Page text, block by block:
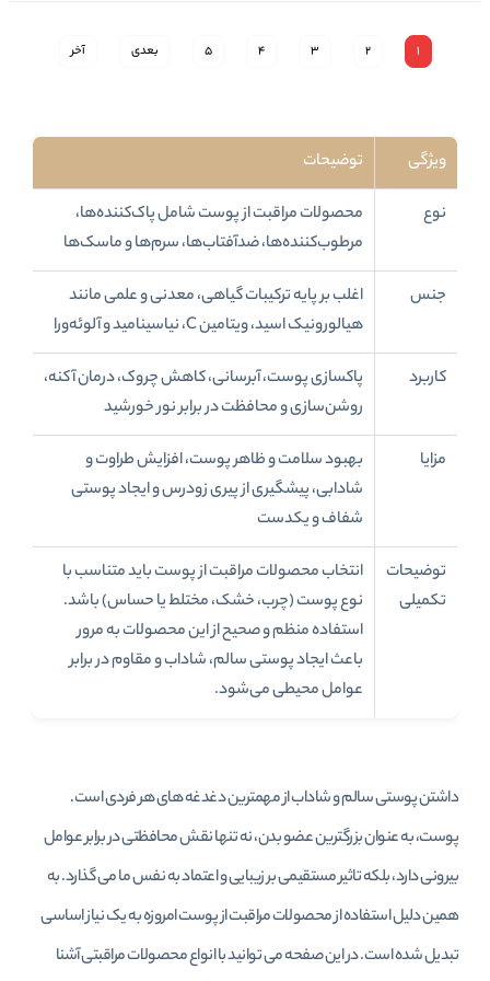
1
2
3
4
5 بعدی آخر
ویژگی
توضیحات
نوع
محصولات مراقبت از پوست شامل پاک‌کننده‌ها،
مرطوب‌کننده‌ها، ضدآفتاب‌ها، سرم‌ها و ماسک‌ها
جنس
اغلب بر پایه ترکیبات گیاهی، معدنی و علمی مانند
هیالورونیک اسید، ویتامین C، نیاسینامید و آلوئه‌ورا
کاربرد
پاکسازی پوست، آبرسانی، کاهش چروک، درمان آکنه،
روشن‌سازی و محافظت در برابر نور خورشید
مزایا
بهبود سلامت و ظاهر پوست، افزایش طراوت و
شادابی، پیشگیری از پیری زودرس و ایجاد پوستی
شفاف و یکدست
توضیحات
تکمیلی
انتخاب محصولات مراقبت از پوست باید متناسب با
نوع پوست (چرب، خشک، مختلط یا حساس) باشد.
استفاده منظم و صحیح از این محصولات به مرور
باعث ایجاد پوستی سالم، شاداب و مقاوم در برابر
عوامل محیطی می‌شود.
داشتن پوستی سالم و شاداب از مهمترین دغدغه‌ های هر فردی است.
پوست، به عنوان بزرگترین عضو بدن، نه تنها نقش محافظتی در برابر عوامل
بیرونی دارد، بلکه تاثیر مستقیمی بر زیبایی و اعتماد به نفس ما می‌ گذارد. به
همین دلیل استفاده از محصولات مراقبت از پوست امروزه به یک نیاز اساسی
تبدیل شده است. در این صفحه می‌ توانید با انواع محصولات مراقبتی آشنا